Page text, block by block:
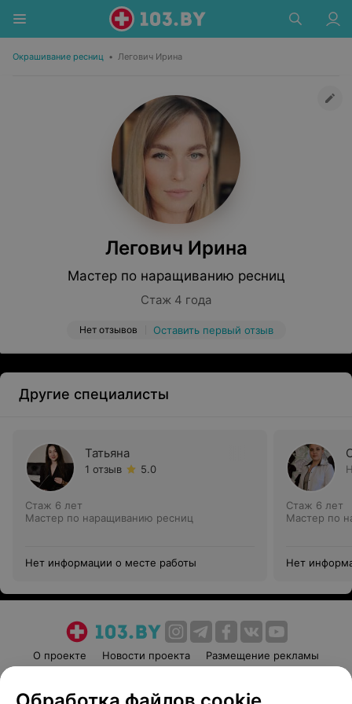
Окрашивание ресниц • Легович Ирина
Легович Ирина
Мастер по наращиванию ресниц
Стаж 4 года
Нет отзывов Оставить первый отзыв
Другие специалисты
Татьяна
1 отзыв 5.0
Стаж 6 лет
Мастер по наращиванию ресниц
Нет информации о месте работы
Стаж 6 лет
Мастер по
Нет
О проекте Новости проекта
Размещение рекламы
Пользовательское соглашение
Способы оплаты